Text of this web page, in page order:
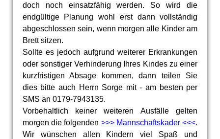
doch noch einsatzfähig werden. So wird die
endgültige Planung wohl erst dann vollständig
abgeschlossen sein, wenn morgen alle Kinder am
Brett sitzen.
Sollte es jedoch aufgrund weiterer Erkrankungen
oder sonstiger Verhinderung Ihres Kindes zu einer
kurzfristigen Absage kommen, dann teilen Sie
dies bitte auch Herrn Sorge mit - am besten per
SMS an 0179-7943135.
Vorbehaltlich keiner weiteren Ausfälle gelten
morgen die folgenden >>> Mannschaftskader <<<.
Wir wünschen allen Kindern viel Spaß und